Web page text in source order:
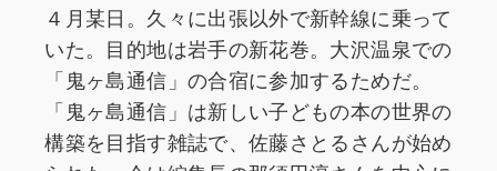
４月某日。久々に出張以外で新幹線に乗って
いた。目的地は岩手の新花巻。大沢温泉での
「鬼ヶ島通信」の合宿に参加するためだ。
「鬼ヶ島通信」は新しい子どもの本の世界の
構築を目指す雑誌で、佐藤さとるさんが始め